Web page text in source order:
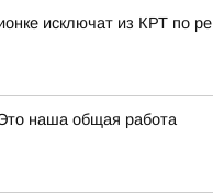
исключат из КРТ по
наша общая работа